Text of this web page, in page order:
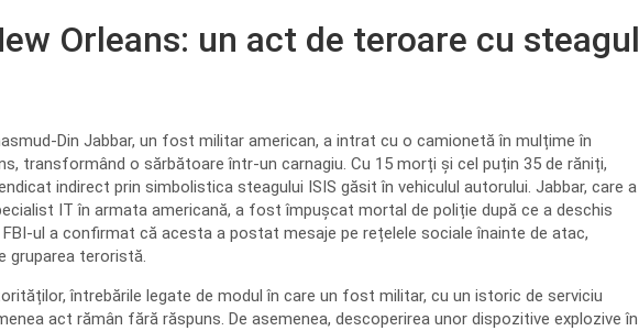
Orleans: un act de teroare cu steagul
Din Jabbar, un fost militar american, a intrat cu o camionetă în mulțime în
transformând o sărbătoare într-un carnagiu. Cu 15 morți și cel puțin 35 de răniți,
indirect prin simbolistica steagului ISIS găsit în vehiculul autorului. Jabbar, care a
IT în armata americană, a fost împușcat mortal de poliție după ce a deschis
ul a confirmat că acesta a postat mesaje pe rețelele sociale înainte de atac,
gruparea teroristă.
întrebările legate de modul în care un fost militar, cu un istoric de serviciu
act rămân fără răspuns. De asemenea, descoperirea unor dispozitive explozive în